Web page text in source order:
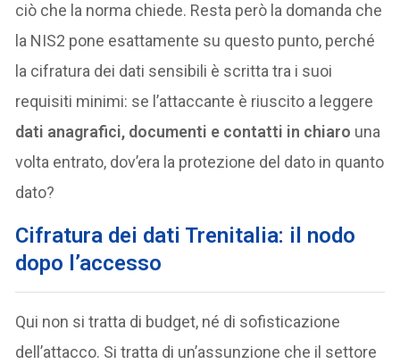
ciò che la norma chiede. Resta però la domanda che
la NIS2 pone esattamente su questo punto, perché
la cifratura dei dati sensibili è scritta tra i suoi
requisiti minimi: se l’attaccante è riuscito a leggere
dati anagrafici, documenti e contatti in chiaro una
volta entrato, dov’era la protezione del dato in quanto
dato?
Cifratura dei dati Trenitalia: il nodo
dopo l’accesso
Qui non si tratta di budget, né di sofisticazione
dell’attacco. Si tratta di un’assunzione che il settore